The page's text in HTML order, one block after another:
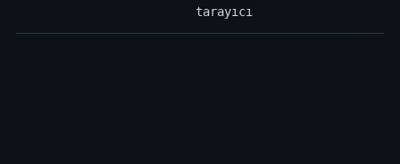
tarayıcı